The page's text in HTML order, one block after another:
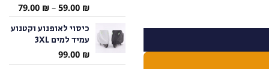
59.00 ₪
–
79.00 ₪
טווח
כיסוי לאופנוע וקטנוע
עמיד למים 3XL
99.00 ₪